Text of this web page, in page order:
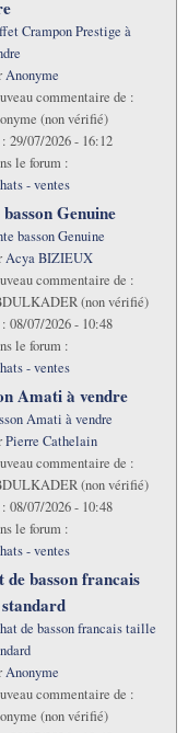
Crampon Prestige à
Anonyme
commentaire de :
(non vérifié)
29/07/2026 - 16:12
le forum :
- ventes
Genuine
basson Genuine
Acya BIZIEUX
commentaire de :
(non vérifié)
08/07/2026 - 10:48
le forum :
- ventes
Amati à vendre
Amati à vendre
Pierre Cathelain
commentaire de :
(non vérifié)
08/07/2026 - 10:48
le forum :
- ventes
de basson francais
de basson francais taille
Anonyme
commentaire de :
(non vérifié)